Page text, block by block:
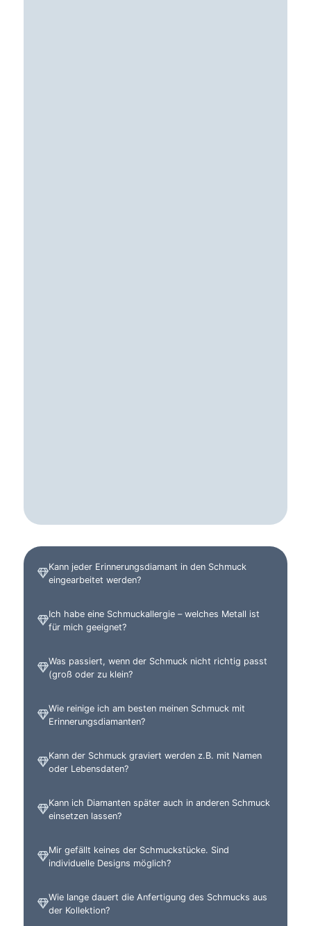
Kann jeder Erinnerungsdiamant in den Schmuck
eingearbeitet werden?
Ich habe eine Schmuckallergie – welches Metall ist
für mich geeignet?
Was passiert, wenn der Schmuck nicht richtig passt
(groß oder zu klein?
Wie reinige ich am besten meinen Schmuck mit
Erinnerungsdiamanten?
Kann der Schmuck graviert werden z.B. mit Namen
oder Lebensdaten?
Kann ich Diamanten später auch in anderen Schmuck
einsetzen lassen?
Mir gefällt keines der Schmuckstücke. Sind
individuelle Designs möglich?
Wie lange dauert die Anfertigung des Schmucks aus
der Kollektion?